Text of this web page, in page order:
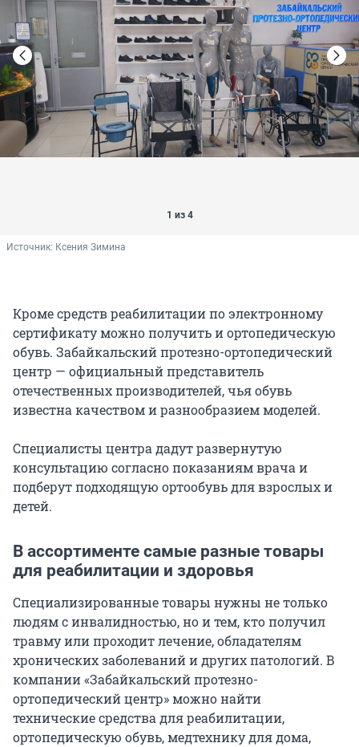
1 из 4
Источник: Ксения Зимина
Кроме средств реабилитации по электронному
сертификату можно получить и ортопедическую
обувь. Забайкальский протезно-ортопедический
центр — официальный представитель
отечественных производителей, чья обувь
известна качеством и разнообразием моделей.
Специалисты центра дадут развернутую
консультацию согласно показаниям врача и
подберут подходящую ортообувь для взрослых и
детей.
В ассортименте самые разные товары
для реабилитации и здоровья
Специализированные товары нужны не только
людям с инвалидностью, но и тем, кто получил
травму или проходит лечение, обладателям
хронических заболеваний и других патологий. В
компании «Забайкальский протезно-
ортопедический центр» можно найти
технические средства для реабилитации,
ортопедическую обувь, медтехнику для дома,